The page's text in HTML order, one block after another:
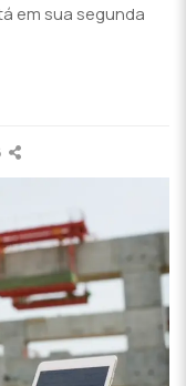
em sua segunda